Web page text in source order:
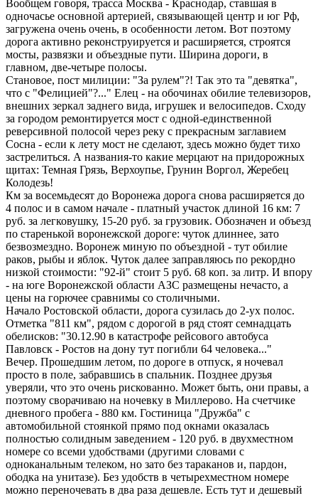
Вообщем говоря, трасса Москва - Краснодар, ставшая в
одночасье основной артерией, связывающей центр и юг Рф,
загружена очень очень, в особенности летом. Вот поэтому
дорога активно реконструируется и расширяется, строятся
мосты, развязки и объездные пути. Ширина дороги, в
главном, две-четыре полосы.
Становое, пост милиции: "За рулем"?! Так это та "девятка",
что с "Фелицией"?..." Елец - на обочинах обилие телевизоров,
внешних зеркал заднего вида, игрушек и велосипедов. Сходу
за городом ремонтируется мост с одной-единственной
реверсивной полосой через реку с прекрасным заглавием
Сосна - если к лету мост не сделают, здесь можно будет тихо
застрелиться. А названия-то какие мерцают на придорожных
щитах: Темная Грязь, Верхоупье, Грунин Воргол, Жеребец
Колодезь!
Км за восемьдесят до Воронежа дорога снова расширяется до
4 полос и в самом начале - платный участок длиной 16 км: 7
руб. за легковушку, 15-20 руб. за грузовик. Обозначен и объезд
по старенькой воронежской дороге: чуток длиннее, зато
безвозмездно. Воронеж миную по объездной - тут обилие
раков, рыбы и яблок. Чуток далее заправляюсь по рекордно
низкой стоимости: "92-й" стоит 5 руб. 68 коп. за литр. И впору
- на юге Воронежской области АЗС размещены нечасто, а
цены на горючее сравнимы со столичными.
Начало Ростовской области, дорога сузилась до 2-ух полос.
Отметка "811 км", рядом с дорогой в ряд стоят семнадцать
обелисков: "30.12.90 в катастрофе рейсового автобуса
Павловск - Ростов на дону тут погибли 64 человека..."
Вечер. Прошедшим летом, по дороге в отпуск, я ночевал
просто в поле, забравшись в спальник. Позднее друзья
уверяли, что это очень рискованно. Может быть, они правы, а
поэтому сворачиваю на ночевку в Миллерово. На счетчике
дневного пробега - 880 км. Гостиница "Дружба" с
автомобильной стоянкой прямо под окнами оказалась
полностью солидным заведением - 120 руб. в двухместном
номере со всеми удобствами (другими словами с
одноканальным телеком, но зато без тараканов и, пардон,
ободка на унитазе). Без удобств в четырехместном номере
можно переночевать в два раза дешевле. Есть тут и дешевый